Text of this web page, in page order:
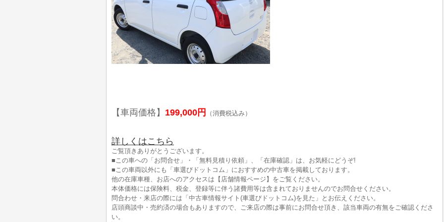
【車両価格】 199,000円 （消費税込み）
詳しくはこちら
ご覧頂きありがとうございます。
■この車への「お問合せ」・「無料見積り依頼」、「在庫確認」は、お気軽にどうぞ!
■この車両以外にも「車選びドットコム」におすすめの中古車を掲載しております。
他の在庫車種、お店へのアクセスは【店舗情報ページ】をご覧ください。
本体価格には保険料、税金、登録等に伴う諸費用等は含まれておりませんのでお問合せください。
問合わせ・来店の際には「中古車情報サイト(車選びドットコム)を見た」とお伝えください。
店頭商談中・売約済の場合もありますので、ご来店の際は事前にお問合せ頂き、該当車両の有無をご確認くださ
い。